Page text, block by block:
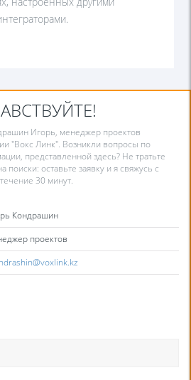
Игорь, менеджер проектов
"Вокс Линк". Возникли вопросы по
представленной здесь? Не тратьте
поиски: оставьте заявку и я свяжусь с
30 минут.
Кондрашин
проектов